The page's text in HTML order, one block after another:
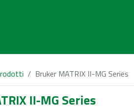
Bruker MATRIX II-MG Series
II-MG Series